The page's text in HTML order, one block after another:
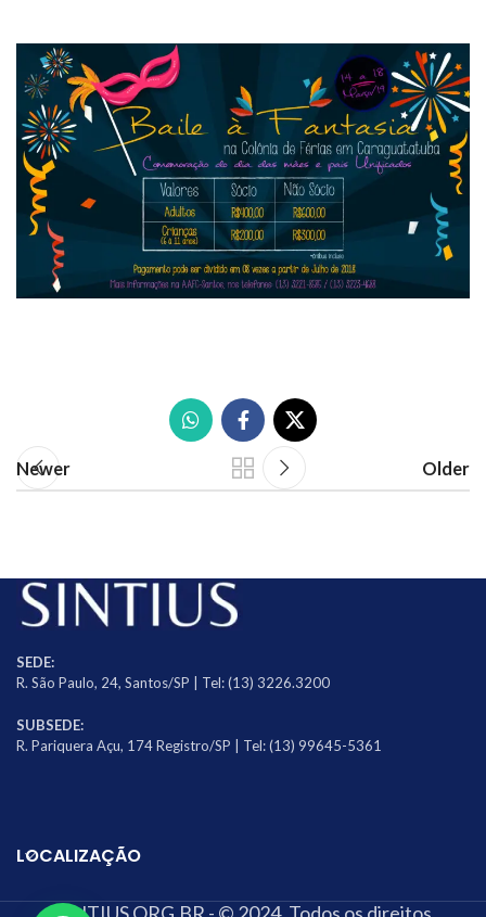
Newer Older
SEDE:
R. São Paulo, 24, Santos/SP | Tel: (13) 3226.3200
SUBSEDE:
R. Pariquera Açu, 174 Registro/SP | Tel: (13) 99645-5361
LOCALIZAÇÃO